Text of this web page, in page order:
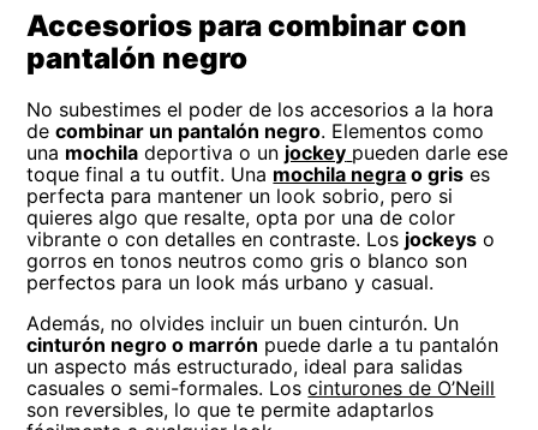
Accesorios para combinar con
pantalón negro
No subestimes el poder de los accesorios a la hora
decombinar un pantalón negro. Elementos como
una mochila deportiva o un jockey pueden darle ese
toque final a tu outfit. Una mochila negra o gris es
perfecta para mantener un look sobrio, pero si
quieres algo que resalte, opta por una de color
vibrante o con detalles en contraste. Los jockeys o
gorros en tonos neutros como gris o blanco son
perfectos para un look más urbano y casual.
Además, no olvides incluir un buen cinturón. Un
cinturón negro o marrón puede darle a tu pantalón
un aspecto más estructurado, ideal para salidas
casuales o semi-formales. Loscinturones de O’Neill
son reversibles, lo que te permite adaptarlos